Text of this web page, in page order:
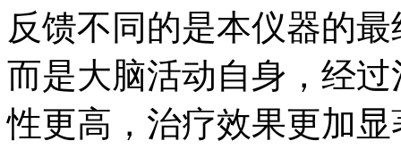
反馈不同的是本仪器的
而是大脑活动自身，经
性更高，治疗效果更加显